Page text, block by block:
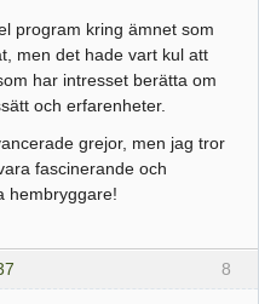
program kring ämnet som
men det hade vart kul att
har intresset berätta om
och erfarenheter.
grejor, men jag tror
fascinerande och
hembryggare!
8